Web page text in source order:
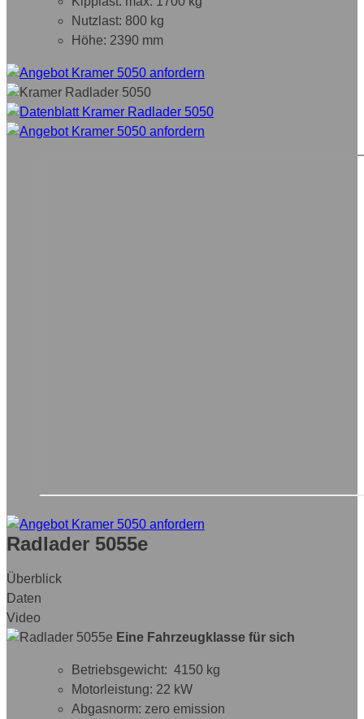
Nutzlast: 800 kg
Höhe: 2390 mm
Radlader 5055e
Überblick
Daten
Video
Eine Fahrzeugklasse für sich
Betriebsgewicht: 4150 kg
Motorleistung: 22 kW
Abgasnorm: zero emission